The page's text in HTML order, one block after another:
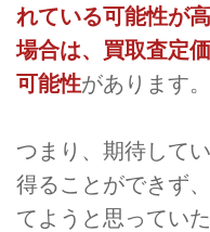
れている可能性が
場合は、買取査定
可能性があります。
つまり、期待して
得ることができず
てようと思ってい